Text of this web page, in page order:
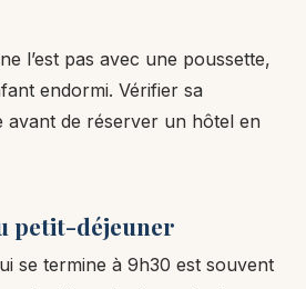
l’est pas avec une poussette,
endormi. Vérifier sa
avant de réserver un hôtel en
petit-déjeuner
se termine à 9h30 est souvent